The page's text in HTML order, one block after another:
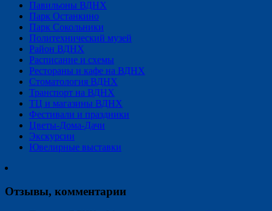
Павильоны ВДНХ
Парк Останкино
Парк Сокольники
Политехнический музей
Район ВДНХ
Расписание и схемы
Рестораны и кафе на ВДНХ
Стоматология ВДНХ
Транспорт на ВДНХ
ТЦ и магазины ВДНХ
Фестивали и праздники
Цветы-Дома-Дачи
Экскурсии
Ювелирные выставки
Отзывы, комментарии